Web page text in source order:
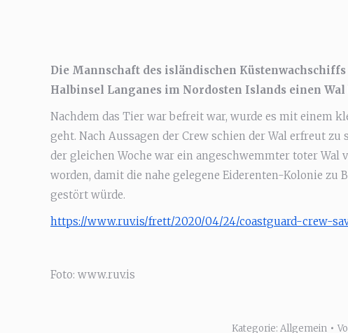
Die Mannschaft des isländischen
Halbinsel Langanes im Nordosten Islands einen
Nachdem das Tier war befreit war, wurde es mit einem
geht. Nach Aussagen der Crew schien der Wal erfreut
der gleichen Woche war ein angeschwemmter toter Wal
worden, damit die nahe gelegene Eiderenten-Kolonie
gestört würde.
https://www.ruv.is/frett/2020/04/24/coastguard-crew-
Foto: www.ruv.is
Kategorie: Allgemein